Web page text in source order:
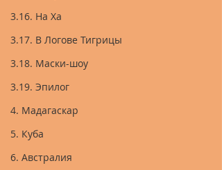
3.16. На Ха
3.17. В Логове Тигрицы
3.18. Маски-шоу
3.19. Эпилог
4. Мадагаскар
5. Куба
6. Австралия